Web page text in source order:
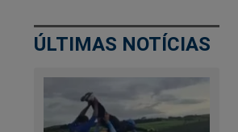
ÚLTIMAS NOTÍCIAS